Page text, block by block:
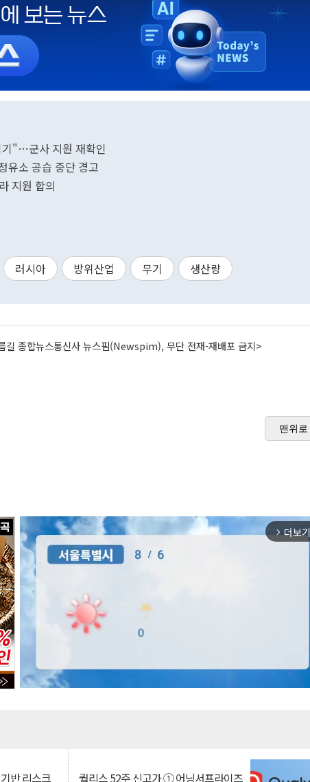
"…군사 지원 재확인
유소 공습 중단 경고
지원 합의
러시아 방위산업 무기 생산량
길 종합뉴스통신사 뉴스핌(Newspim), 무단 전재-재배포 금지>
맨위로
arrow_forward_ios 더보기
반 리스크 퀄리스 52주 신고가 ① 어닝서프라이즈